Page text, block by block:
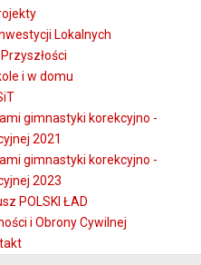
Lokalnych
i w domu
gimnastyki korekcyjno -
2021
gimnastyki korekcyjno -
2023
POLSKI ŁAD
i Obrony Cywilnej